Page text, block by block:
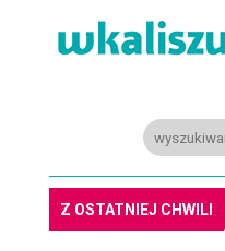
Z OSTATNIEJ CHWILI